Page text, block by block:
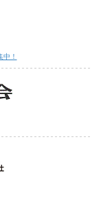
中！